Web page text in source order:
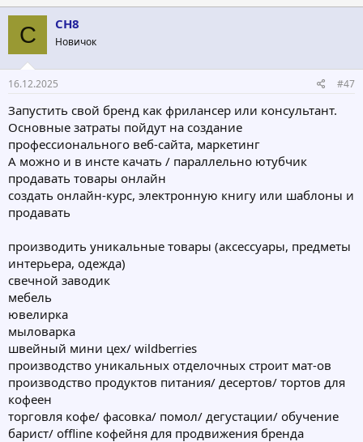
C CH8
Новичок
16.12.2025 #47
Запустить свой бренд как фрилансер или консультант.
Основные затраты пойдут на создание
профессионального веб-сайта, маркетинг
А можно и в инсте качать / параллельно ютубчик
продавать товары онлайн
создать онлайн-курс, электронную книгу или шаблоны и
продавать
производить уникальные товары (аксессуары, предметы
интерьера, одежда)
свечной заводик
мебель
ювелирка
мыловарка
швейный мини цех/ wildberries
производство уникальных отделочных строит мат-ов
производство продуктов питания/ десертов/ тортов для
кофеен
торговля кофе/ фасовка/ помол/ дегустации/ обучение
барист/ offline кофейня для продвижения бренда